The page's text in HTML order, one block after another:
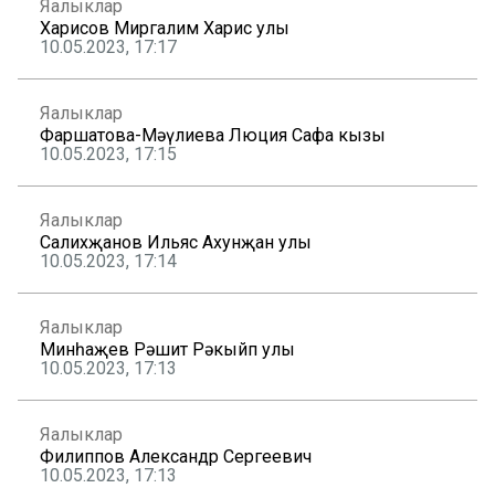
Яңалыклар
Харисов Миргалим Харис улы
10.05.2023, 17:17
Яңалыклар
Фаршатова-Мәүлиева Люция Сафа кызы
10.05.2023, 17:15
Яңалыклар
Салихҗанов Ильяс Ахунҗан улы
10.05.2023, 17:14
Яңалыклар
Минһаҗев Рәшит Рәкыйп улы
10.05.2023, 17:13
Яңалыклар
Филиппов Александр Сергеевич
10.05.2023, 17:13